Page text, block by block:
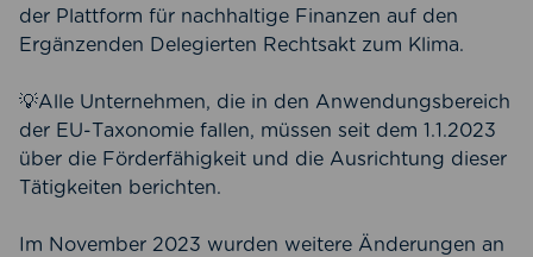
der Plattform für nachhaltige Finanzen auf den
Ergänzenden Delegierten Rechtsakt zum Klima.
💡Alle Unternehmen, die in den Anwendungsbereich
der EU-Taxonomie fallen, müssen seit dem 1.1.2023
über die Förderfähigkeit und die Ausrichtung dieser
Tätigkeiten berichten.
Im November 2023 wurden weitere Änderungen an